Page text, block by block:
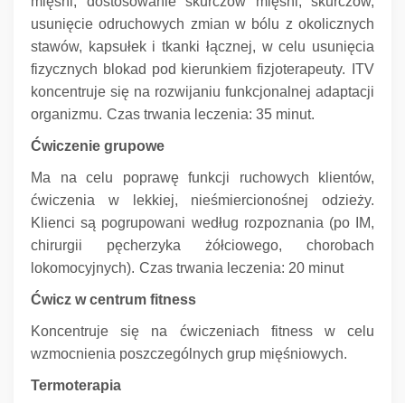
usunięcie odruchowych zmian w bólu z okolicznych
stawów, kapsułek i tkanki łącznej, w celu usunięcia
fizycznych blokad pod kierunkiem fizjoterapeuty.
ITV
koncentruje się na rozwijaniu funkcjonalnej adaptacji
organizmu. Czas trwania leczenia: 35 minut.
Ćwiczenie grupowe
Ma na celu poprawę funkcji ruchowych klientów,
ćwiczenia w lekkiej, nieśmiercionośnej odzieży.
Klienci są pogrupowani według rozpoznania (po IM,
chirurgii pęcherzyka żółciowego, chorobach
lokomocyjnych). Czas trwania leczenia: 20 minut
Ćwicz w centrum fitness
Koncentruje się na ćwiczeniach fitness w celu
wzmocnienia poszczególnych grup mięśniowych.
Termoterapia